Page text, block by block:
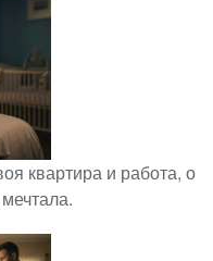
квартира и работа, о